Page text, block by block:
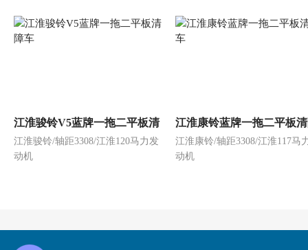
江淮骏铃V5蓝牌一拖二平板清
障车
江淮骏铃/轴距3308/江淮120马力发
动机
江淮康铃蓝牌一拖二平板
车
江淮康铃/轴距3308/江淮117马
动机